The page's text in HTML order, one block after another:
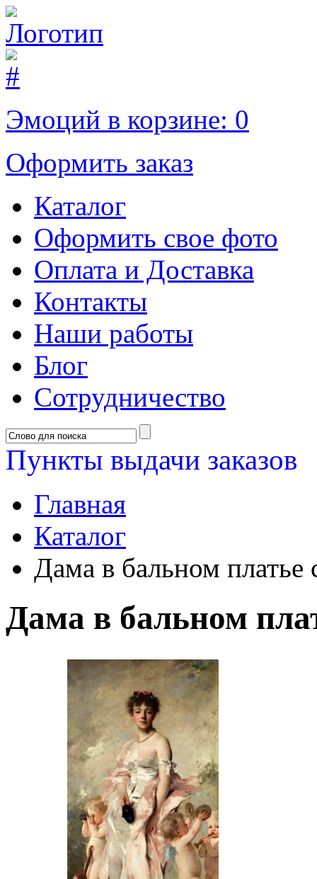
Эмоций в корзине: 0
Оформить заказ
Каталог
Оформить свое фото
Оплата и Доставка
Контакты
Наши работы
Блог
Сотрудничество
Пункты выдачи заказов
Главная
Каталог
Дама в бальном платье
Дама в бальном